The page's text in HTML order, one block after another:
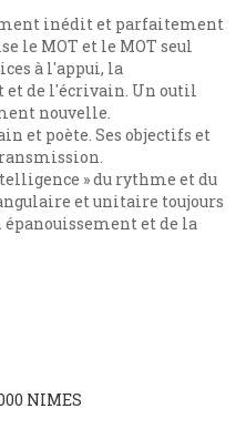
inédit et parfaitement
le MOT et le MOT seul
à l'appui, la
de l'écrivain. Un outil
nouvelle.
et poète. Ses objectifs et
» du rythme et du
et unitaire toujours
et de la
NIMES